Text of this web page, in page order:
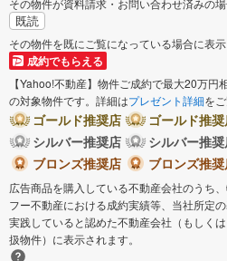
既読
その物件を既にご覧になっている場合に表示
成約でもらえる
【Yahoo!不動産】物件ご成約で最大20万円
の対象物件です。詳細はプレゼント詳細を
ゴールド推奨店
ゴールド推
シルバー推奨店
シルバー推
ブロンズ推奨店
ブロンズ推
広告商品を購入している不動産会社のうち
フー不動産における成約実績等、当社所定
実践していると認めた不動産会社（もしく
扱物件）に表示されます。